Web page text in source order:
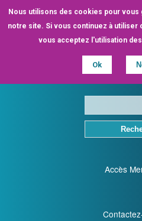
Nous utilisons des cookies pour
notre site. Si vous continuez à
vous acceptez l'utilisation
Ok
au
Accès